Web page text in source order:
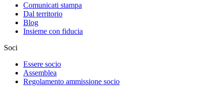
Comunicati stampa
Dal territorio
Blog
Insieme con fiducia
Soci
Essere socio
Assemblea
Regolamento ammissione socio